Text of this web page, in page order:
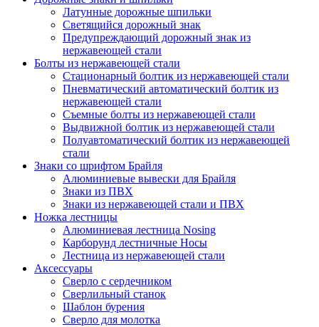
Латунные дорожные шпильки
Светящийся дорожный знак
Предупреждающий дорожный знак из
нержавеющей стали
Болты из нержавеющей стали
Стационарный болтик из нержавеющей стали
Пневматический автоматический болтик из
нержавеющей стали
Съемные болты из нержавеющей стали
Выдвижной болтик из нержавеющей стали
Полуавтоматический болтик из нержавеющей
стали
Знаки со шрифтом Брайля
Алюминиевые вывески для Брайля
Знаки из ПВХ
Знаки из нержавеющей стали и ПВХ
Ножка лестницы
Алюминиевая лестница Nosing
Карборунд лестничные Носы
Лестница из нержавеющей стали
Аксессуары
Сверло с сердечником
Сверлильный станок
Шаблон бурения
Сверло для молотка